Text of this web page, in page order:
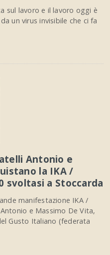
sul lavoro e il lavoro oggi è
un virus invisibile che ci fa
Antonio e
la IKA /
svoltasi a Stoccarda
manifestazione IKA /
e Massimo De Vita,
Gusto Italiano (federata